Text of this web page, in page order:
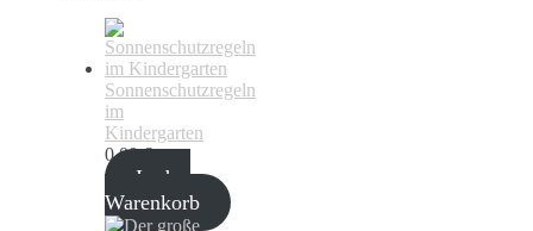
Sonnenschutzregeln
im
Kindergarten
0,00€
In den
Warenkorb